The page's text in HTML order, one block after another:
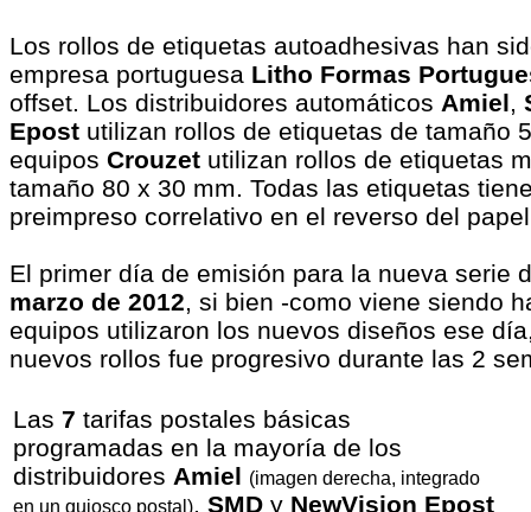
Los rollos de etiquetas autoadhesivas han
empresa portuguesa Litho Formas
offset. Los distribuidores automáticos Amiel,
Epost utilizan rollos de etiquetas de tamaño
equipos Crouzet utilizan rollos de etiquetas
tamaño 80 x 30 mm. Todas las etiquetas
preimpreso correlativo en el reverso del
El primer día de emisión para la nueva serie
marzo de 2012, si bien -como viene siendo
equipos utilizaron los nuevos diseños ese
nuevos rollos fue progresivo durante las 2
Las 7 tarifas postales básicas
programadas en la mayoría de los
distribuidores Amiel (imagen derecha, integrado
en un quiosco postal), SMD y NewVision Epost